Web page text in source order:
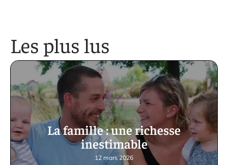
Les plus lus
La famille : une richesse
inestimable
12 mars 2026